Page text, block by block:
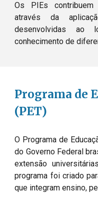
Os PIEs
através da
desenvolvidas ao
conhecimento de
Programa de
(PET)
O Programa de
do Governo Federal
extensão
programa foi criado
que integram ensino,